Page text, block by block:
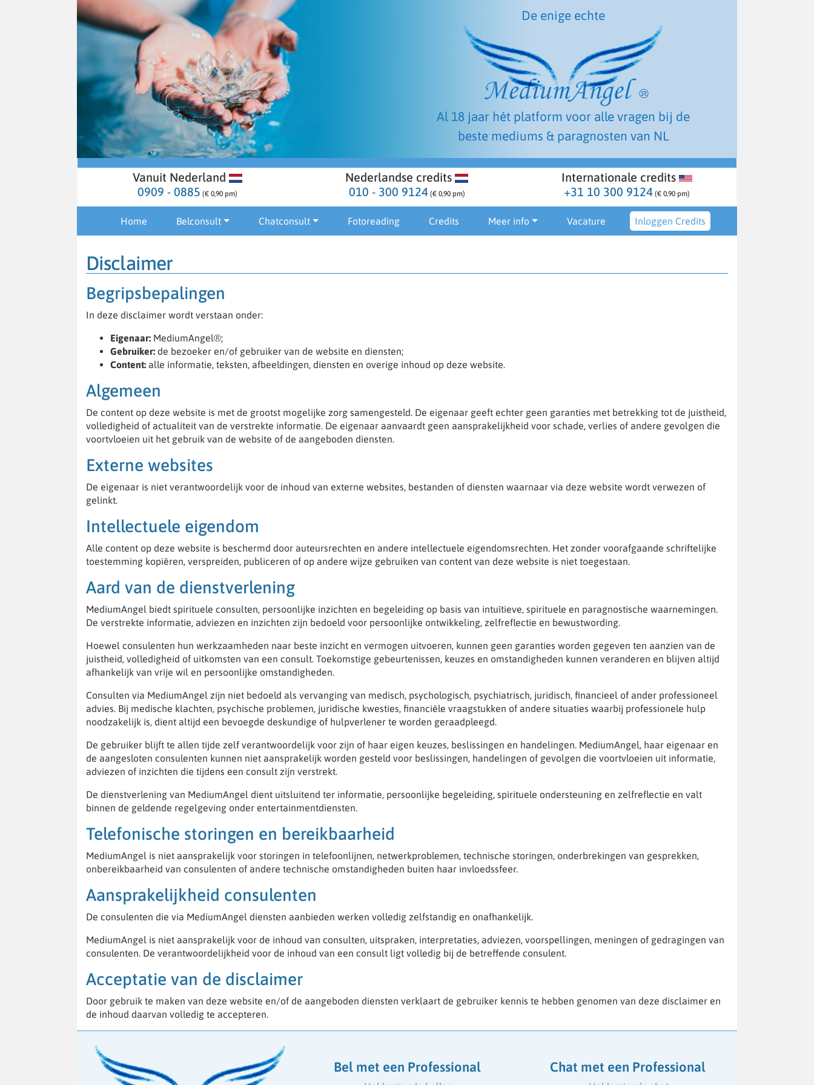
De enige echte
Al 18 jaar hét platform voor alle vragen bij de
beste mediums & paragnosten van NL
Vanuit Nederland
0909 - 0885 (€ 0,90 pm)
Nederlandse credits
010 - 300 9124(€ 0,90 pm)
Internationale credits
+31 10 300 9124(€ 0,90 pm)
Home Belconsult Chatconsult Fotoreading Credits Meer info Vacature Inloggen Credits
Disclaimer
Begripsbepalingen
In deze disclaimer wordt verstaan onder:
Eigenaar: MediumAngel®;
Gebruiker: de bezoeker en/of gebruiker van de website en diensten;
Content: alle informatie, teksten, afbeeldingen, diensten en overige inhoud op deze website.
Algemeen
De content op deze website is met de grootst mogelijke zorg samengesteld. De eigenaar geeft echter geen garanties met betrekking tot de juistheid,
volledigheid of actualiteit van de verstrekte informatie. De eigenaar aanvaardt geen aansprakelijkheid voor schade, verlies of andere gevolgen die
voortvloeien uit het gebruik van de website of de aangeboden diensten.
Externe websites
De eigenaar is niet verantwoordelijk voor de inhoud van externe websites, bestanden of diensten waarnaar via deze website wordt verwezen of
gelinkt.
Intellectuele eigendom
Alle content op deze website is beschermd door auteursrechten en andere intellectuele eigendomsrechten. Het zonder voorafgaande schriftelijke
toestemming kopiëren, verspreiden, publiceren of op andere wijze gebruiken van content van deze website is niet toegestaan.
Aard van de dienstverlening
MediumAngel biedt spirituele consulten, persoonlijke inzichten en begeleiding op basis van intuïtieve, spirituele en paragnostische waarnemingen.
De verstrekte informatie, adviezen en inzichten zijn bedoeld voor persoonlijke ontwikkeling, zelfreflectie en bewustwording.
Hoewel consulenten hun werkzaamheden naar beste inzicht en vermogen uitvoeren, kunnen geen garanties worden gegeven ten aanzien van de
juistheid, volledigheid of uitkomsten van een consult. Toekomstige gebeurtenissen, keuzes en omstandigheden kunnen veranderen en blijven altijd
afhankelijk van vrije wil en persoonlijke omstandigheden.
Consulten via MediumAngel zijn niet bedoeld als vervanging van medisch, psychologisch, psychiatrisch, juridisch, financieel of ander professioneel
advies. Bij medische klachten, psychische problemen, juridische kwesties, financiële vraagstukken of andere situaties waarbij professionele hulp
noodzakelijk is, dient altijd een bevoegde deskundige of hulpverlener te worden geraadpleegd.
De gebruiker blijft te allen tijde zelf verantwoordelijk voor zijn of haar eigen keuzes, beslissingen en handelingen. MediumAngel, haar eigenaar en
de aangesloten consulenten kunnen niet aansprakelijk worden gesteld voor beslissingen, handelingen of gevolgen die voortvloeien uit informatie,
adviezen of inzichten die tijdens een consult zijn verstrekt.
De dienstverlening van MediumAngel dient uitsluitend ter informatie, persoonlijke begeleiding, spirituele ondersteuning en zelfreflectie en valt
binnen de geldende regelgeving onder entertainmentdiensten.
Telefonische storingen en bereikbaarheid
MediumAngel is niet aansprakelijk voor storingen in telefoonlijnen, netwerkproblemen, technische storingen, onderbrekingen van gesprekken,
onbereikbaarheid van consulenten of andere technische omstandigheden buiten haar invloedssfeer.
Aansprakelijkheid consulenten
De consulenten die via MediumAngel diensten aanbieden werken volledig zelfstandig en onafhankelijk.
MediumAngel is niet aansprakelijk voor de inhoud van consulten, uitspraken, interpretaties, adviezen, voorspellingen, meningen of gedragingen van
consulenten. De verantwoordelijkheid voor de inhoud van een consult ligt volledig bij de betreffende consulent.
Acceptatie van de disclaimer
Door gebruik te maken van deze website en/of de aangeboden diensten verklaart de gebruiker kennis te hebben genomen van deze disclaimer en
de inhoud daarvan volledig te accepteren.
Bel met een Professional Chat met een Professional